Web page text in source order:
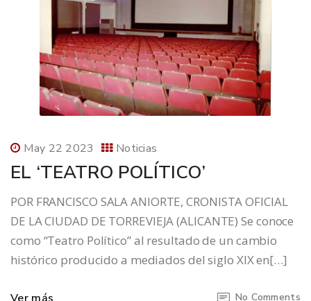
May 22 2023 Noticias
EL ‘TEATRO POLÍTICO’
POR FRANCISCO SALA ANIORTE, CRONISTA OFICIAL
DE LA CIUDAD DE TORREVIEJA (ALICANTE) Se conoce
como “Teatro Político” al resultado de un cambio
histórico producido a mediados del siglo XIX en[…]
No Comments